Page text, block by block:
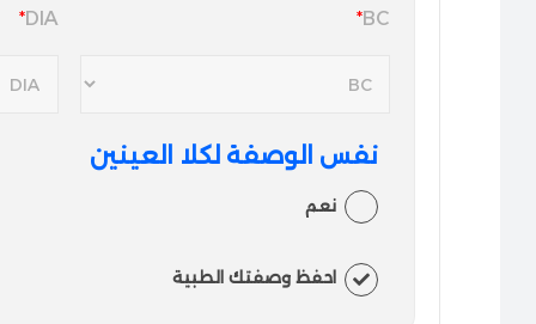
BC
*
DIA
*
نفس الوصفة لكلا العينين
نعم
احفظ وصفتك الطبية